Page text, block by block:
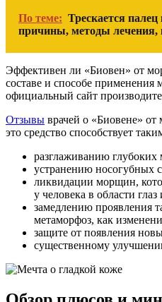
По теме: Трескается палец
причины, методы
Эффективен ли «Биовен» от
составе и способе применения
официальный сайт
Отзывы врачей о «Биовене»
это средство способствует
разглаживанию
устранению носогубных
ликвидации морщин,
у человека в области глаз
замедлению проявления
метаморфоз, как
защите от появления
существенному